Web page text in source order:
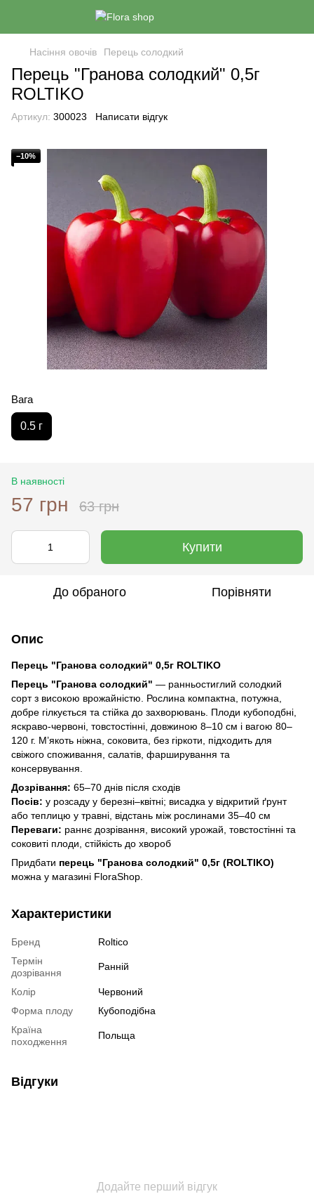
Насіння овочів Перець солодкий
Перець "Гранова солодкий" 0,5г
ROLTIKO
Артикул: 300023 Написати відгук
−10%
Вага
0.5 г
В наявності
57 грн 63 грн
Купити
До обраного Порівняти
Опис
Перець "Гранова солодкий" 0,5г ROLTIKO
Перець "Гранова солодкий" — ранньостиглий солодкий
сорт з високою врожайністю. Рослина компактна, потужна,
добре гілкується та стійка до захворювань. Плоди кубоподбні,
яскраво-червоні, товстостінні, довжиною 8–10 см і вагою 80–
120 г. М’якоть ніжна, соковита, без гіркоти, підходить для
свіжого споживання, салатів, фарширування та
консервування.
Дозрівання: 65–70 днів після сходів
Посів: у розсаду у березні–квітні; висадка у відкритий ґрунт
або теплицю у травні, відстань між рослинами 35–40 см
Переваги: раннє дозрівання, високий урожай, товстостінні та
соковиті плоди, стійкість до хвороб
Придбати перець "Гранова солодкий" 0,5г (ROLTIKO)
можна у магазині FloraShop.
Характеристики
Бренд
Roltico
Термін
дозрівання
Ранній
Колір
Червоний
Форма плоду
Кубоподібна
Країна
походження
Польща
Відгуки
Додайте перший відгук